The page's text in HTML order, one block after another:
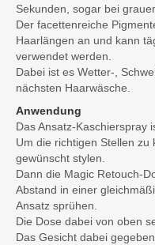
Sekunden, sogar bei
Der facettenreiche
Haarlängen an und kann
verwendet werden.
Dabei ist es Wetter-,
nächsten Haarwäsche.
Anwendung
Das Ansatz-Kaschierspray
Um die richtigen Stellen zu
gewünscht stylen.
Dann die Magic Retouch-
Abstand in einer
Ansatz sprühen.
Die Dose dabei von oben
Das Gesicht dabei